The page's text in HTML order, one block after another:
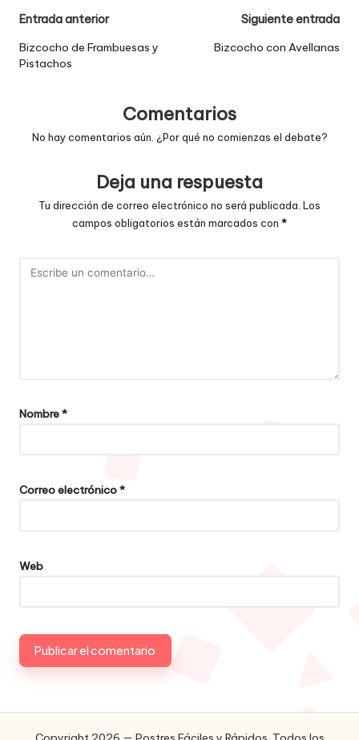
Entrada anterior
Bizcocho de Frambuesas y
Pistachos
Siguiente entrada
Bizcocho con Avellanas
Comentarios
No hay comentarios aún. ¿Por qué no comienzas el debate?
Deja una respuesta
Tu dirección de correo electrónico no será publicada. Los
campos obligatorios están marcados con *
Nombre*
Correo electrónico*
Web